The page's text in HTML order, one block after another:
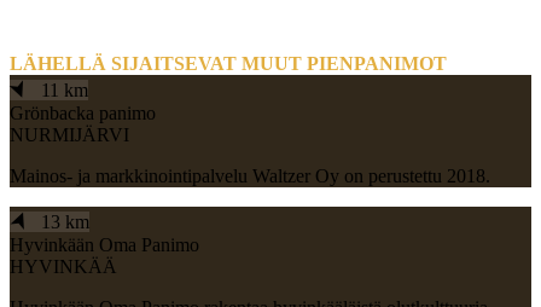
LÄHELLÄ SIJAITSEVAT MUUT PIENPANIMOT
➤ 11 km
Grönbacka panimo
NURMIJÄRVI
Mainos- ja markkinointipalvelu Waltzer Oy on perustettu 2018.
➤ 13 km
Hyvinkään Oma Panimo
HYVINKÄÄ